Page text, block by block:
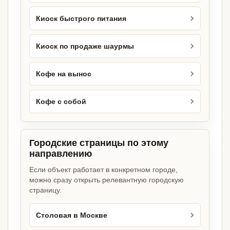
Киоск быстрого питания
Киоск по продаже шаурмы
Кофе на вынос
Кофе с собой
Городские страницы по этому
направлению
Если объект работает в конкретном городе,
можно сразу открыть релевантную городскую
страницу.
Столовая в Москве